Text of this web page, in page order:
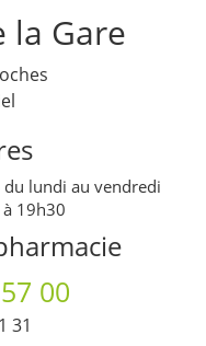
la Gare
lundi au vendredi
19h30
00
31